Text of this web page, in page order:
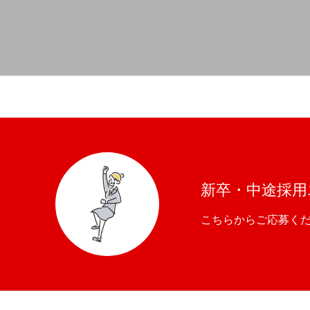
新卒・中途採
こちらからご応募くだ